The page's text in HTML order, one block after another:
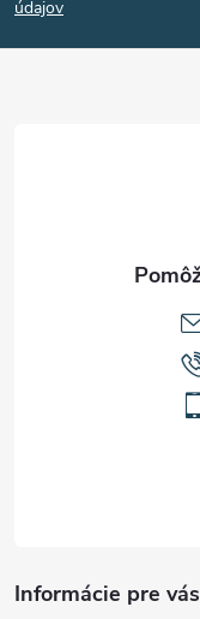
púdajov
Informácie pre vás